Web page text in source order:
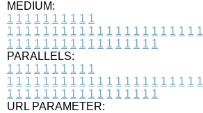
MEDIUM:
1 1 1 1 1 1 1 1 1 1
1 1 1 1 1 1 1 1 1 1 1 1 1 1 1 1 1 1 1 1 1 1
1 1 1 1 1 1 1 1 1 1 1 1 1 1 1 1 1
PARALLELS:
1 1 1 1 1 1 1 1 1 1
1 1 1 1 1 1 1 1 1 1 1 1 1 1 1 1 1 1 1 1 1 1
1 1 1 1 1 1 1 1 1 1 1 1 1 1 1 1 1
URL PARAMETER: